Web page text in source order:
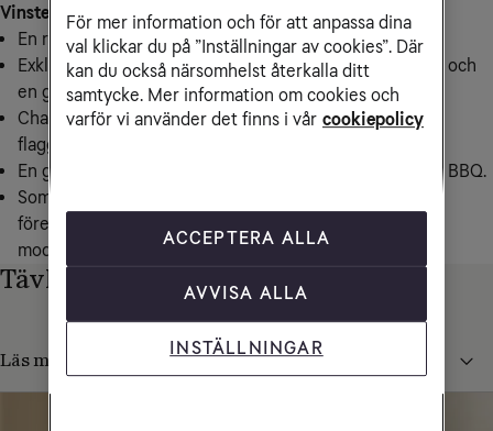
Vinsten
En resa för två av företagets anställda till Sydkorea.
Exklusiv visning av Samsungs fabrik i "Smart City" Gumi och
en guidad tur på Samsung Digital City i Suwon.
Chansen att testa alla nya produkter i Samsungs
flaggskeppsbutik D’light.
En guidad tur i Seoul och en välkomstkväll med Korean BBQ.
Som välkomstpresent vid ankomsten till Seoul får ditt
företag två examplar av den helt nya Samsung Galaxy-
modellen.
Tävlingsvillkor
Läs mer om regler och villkor för tävlingen
För mer information och för att anpassa dina
val klickar du på ”Inställningar av cookies”. Där
kan du också närsomhelst återkalla ditt
samtycke. Mer information om cookies och
varför vi använder det finns i vår cookiepolicy
ACCEPTERA ALLA
AVVISA ALLA
INSTÄLLNINGAR